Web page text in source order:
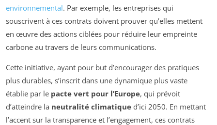
environnemental. Par exemple, les entreprises qui
souscrivent à ces contrats doivent prouver qu’elles mettent
en œuvre des actions ciblées pour réduire leur empreinte
carbone au travers de leurs communications.
Cette initiative, ayant pour but d’encourager des pratiques
plus durables, s’inscrit dans une dynamique plus vaste
établie par le pacte vert pour l’Europe, qui prévoit
d’atteindre la neutralité climatique d’ici 2050. En mettant
l’accent sur la transparence et l’engagement, ces contrats